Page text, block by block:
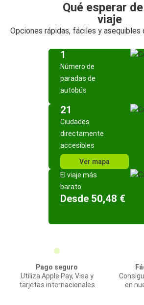
Qué esperar
viaje
Opciones rápidas, fáciles y asequibles
1
Número de
paradas de
autobús
21
Ciudades
directamente
accesibles
Ver mapa
El viaje más
barato
Desde 50,48 €
Pago seguro
Utiliza Apple Pay, Visa y
tarjetas internacionales
en